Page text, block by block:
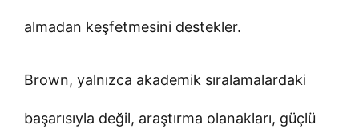
almadan keşfetmesini destekler.
Brown, yalnızca akademik sıralamalardaki
başarısıyla değil, araştırma olanakları, güçlü